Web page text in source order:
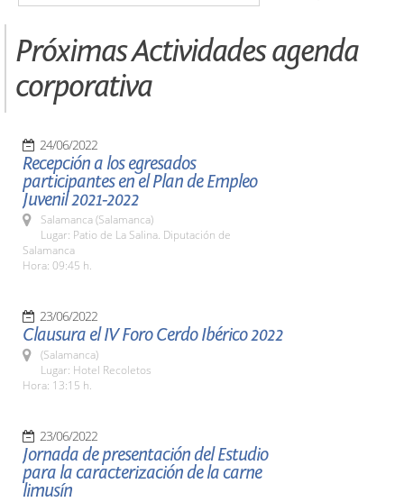
Próximas Actividades agenda
corporativa
24/06/2022
Recepción a los egresados
participantes en el Plan de Empleo
Juvenil 2021-2022
Salamanca (Salamanca)
Lugar: Patio de La Salina. Diputación de
Salamanca
Hora: 09:45 h.
23/06/2022
Clausura el IV Foro Cerdo Ibérico 2022
(Salamanca)
Lugar: Hotel Recoletos
Hora: 13:15 h.
23/06/2022
Jornada de presentación del Estudio
para la caracterización de la carne
limusín